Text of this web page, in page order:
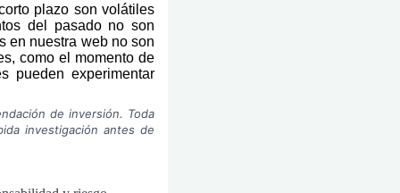
plazo son volátiles
del pasado no son
en nuestra web no son
como el momento de
pueden experimentar
de inversión. Toda
investigación antes de